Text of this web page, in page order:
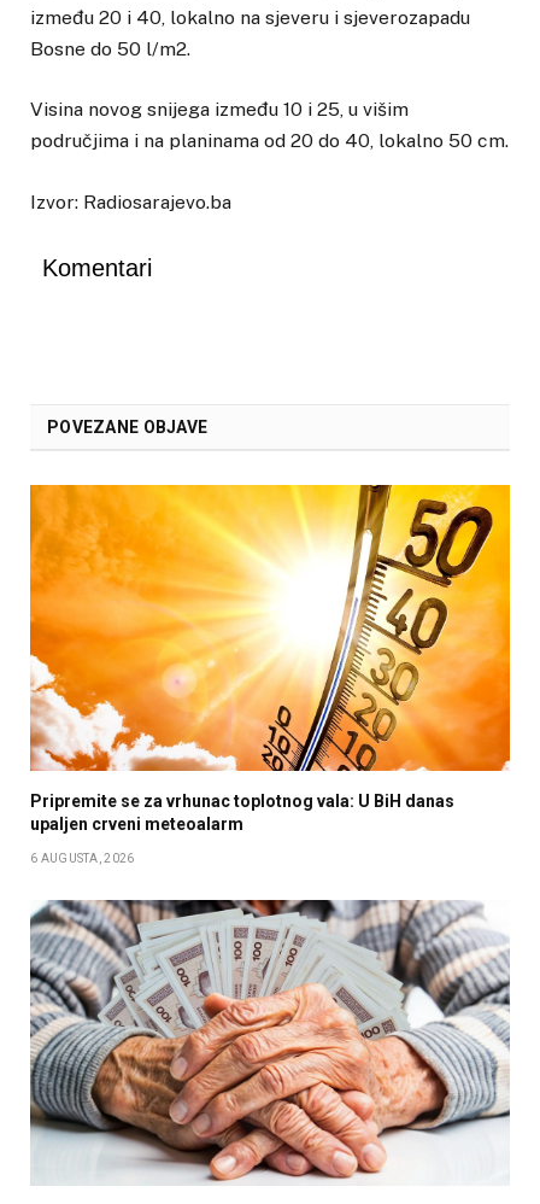
između 20 i 40, lokalno na sjeveru i sjeverozapadu
Bosne do 50 l/m2.
Visina novog snijega između 10 i 25, u višim
područjima i na planinama od 20 do 40, lokalno 50 cm.
Izvor: Radiosarajevo.ba
Komentari
POVEZANE OBJAVE
Pripremite se za vrhunac toplotnog vala: U BiH danas
upaljen crveni meteoalarm
6 AUGUSTA, 2026